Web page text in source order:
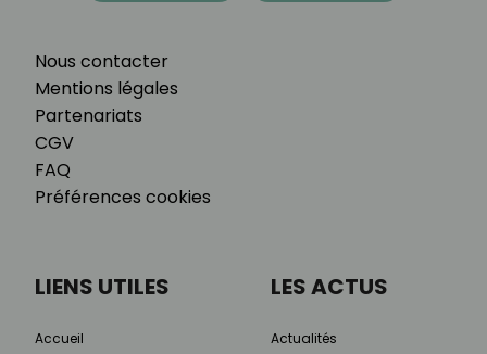
Nous contacter
Mentions légales
Partenariats
CGV
FAQ
Préférences cookies
LIENS UTILES
Accueil
LES ACTUS
Actualités